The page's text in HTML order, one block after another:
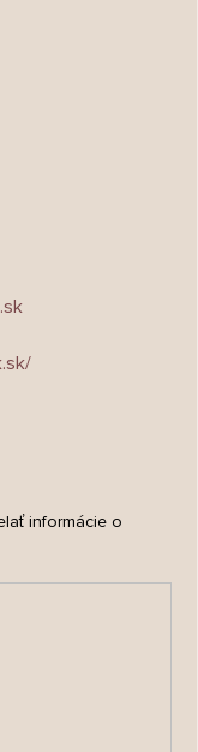
informácie o